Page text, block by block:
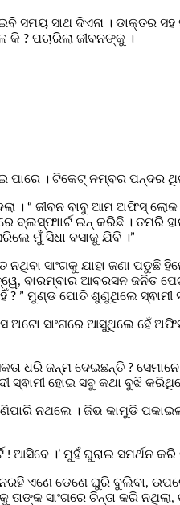
ସାଥ ଦିଏନା । ଡାକ୍ତର ସହ
କି ? ପଚାରିଲା ଜୀବନଙ୍କୁ ।
। ଟିକେଟ୍‌ ନମ୍ବର ପନ୍ଦର ଥିଲା
। “ ଜୀବନ ବାବୁ ଆମ ଅଫିସ୍‌
ଇନ୍‌ କରିଛି । ତମରି
ମୁଁ ସିଧା ବସାକୁ ଯିବି ।”
ସାଂଗକୁ ଯାହା ଜଣା
ବାରମ୍ବାର ଆବରସନ ଜନିତ
? ” ମୁଣ୍ଡ ପୋତି ଶୁଣୁଥିଲେ ସ୍ଵାମୀ
ସେ ଅଟୋ ସାଂଗରେ ଆସୁଥିଲେ
ଧରି ଜନ୍ମ ଦେଇଛନ୍ତି ?
ହୋଇ ସବୁ କଥା ବୁଝି
ନଥଲେ । ଜିଭ କାମୁଡି
ଆସିବେ ।’ ମୁହଁ ଘୁରାଇ ସମର୍ଥନ କରି
ଏଣେ ଡେଣେ ଘୁରି ବୁଲିବା,
ସାଂଗରେ ଚିନ୍ତା କରି